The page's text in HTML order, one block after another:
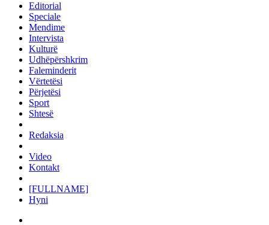
Editorial
Speciale
Mendime
Intervista
Kulturë
Udhëpërshkrim
Faleminderit
Vërtetësi
Përjetësi
Sport
Shtesë
Redaksia
Video
Kontakt
[FULLNAME]
Hyni